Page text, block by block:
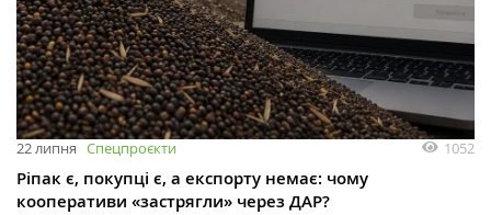
22 липня Спецпроєкти 1052
Ріпак є, покупці є, а експорту немає: чому
кооперативи «застрягли» через ДАР?